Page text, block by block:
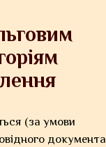
(за умови
документа